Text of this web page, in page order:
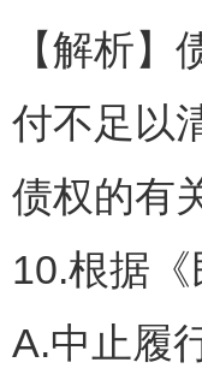
【解析
付不足以
债权的有
10.根据
A.中止履